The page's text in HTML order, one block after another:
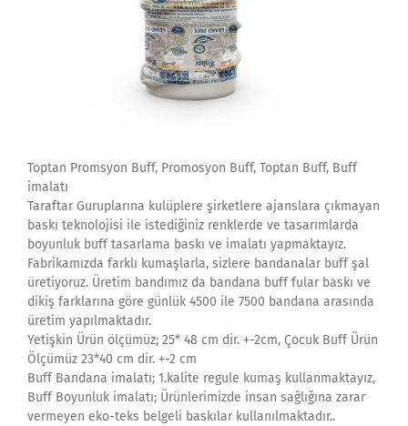
Toptan Promsyon Buff, Promosyon Buff, Toptan Buff, Buff
imalatı
Taraftar Guruplarına kulüplere şirketlere ajanslara çıkmayan
baskı teknolojisi ile istediğiniz renklerde ve tasarımlarda
boyunluk buff tasarlama baskı ve imalatı yapmaktayız.
Fabrikamızda farklı kumaşlarla, sizlere bandanalar buff şal
üretiyoruz. Üretim bandımız da bandana buff fular baskı ve
dikiş farklarına göre günlük 4500 ile 7500 bandana arasında
üretim yapılmaktadır.
Yetişkin Ürün ölçümüz; 25* 48 cm dir. +-2cm, Çocuk Buff Ürün
Ölçümüz 23*40 cm dir. +-2 cm
Buff Bandana imalatı; 1.kalite regule kumaş kullanmaktayız,
Buff Boyunluk imalatı; Ürünlerimizde insan sağlığına zarar
vermeyen eko-teks belgeli baskılar kullanılmaktadır..